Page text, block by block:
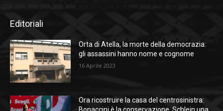
Editoriali
Orta di Atella, la morte della democrazia:
gli assassini hanno nome e cognome
16 Aprile 2023
Ora ricostruire la casa del centrosinistra:
Bonaccini è la conservazione, Schlein una